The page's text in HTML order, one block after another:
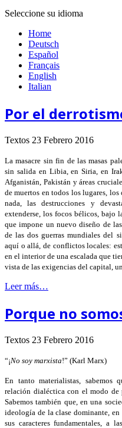
Seleccione su idioma
Home
Deutsch
Español
Français
English
Italian
Por el
Textos 23 Febrero 2016
La masacre sin fin de las masas
sin salida en Libia, en Siria, en
Afganistán, Pakistán y áreas
de muertos en todos los lugares,
nada, las destrucciones y
extenderse, los focos bélicos, bajo
que impone un nuevo diseño de
de las dos guerras mundiales del
aquí o allá, de conflictos locales:
en el interior de una escalada que
vista de las exigencias del capital,
Leer más…
Porque no
Textos 23 Febrero 2016
“¡No soy marxista!” (Karl Marx)
En tanto materialistas, sabemos
relación dialéctica con el modo de
Sabemos también que, en una
ideología de la clase dominante,
sus caracteres fundamentales, a